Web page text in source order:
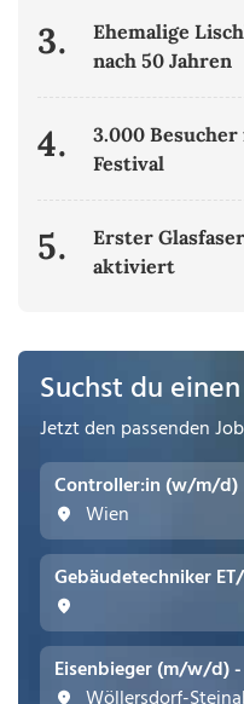
3.
Ehemalige
nach 50 Jahren
4.
3.000
Festival
5.
Erster
aktiviert
Suchst du
Jetzt den passenden
Controller:in (w/m/d)
Wien
Gebäudetechniker
Eisenbieger (m/w/d)